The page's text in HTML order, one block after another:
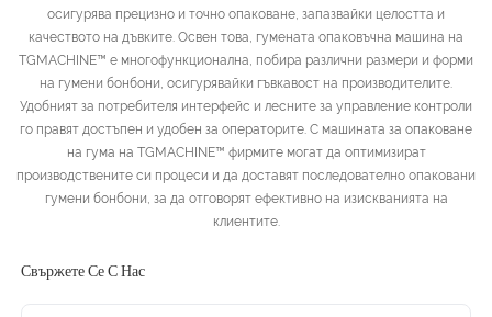
осигурява прецизно и точно опаковане, запазвайки целостта и
качеството на дъвките. Освен това, гумената опаковъчна машина на
TGMACHINE™ е многофункционална, побира различни размери и форми
на гумени бонбони, осигурявайки гъвкавост на производителите.
Удобният за потребителя интерфейс и лесните за управление контроли
го правят достъпен и удобен за операторите. С машината за опаковане
на гума на TGMACHINE™ фирмите могат да оптимизират
производствените си процеси и да доставят последователно опаковани
гумени бонбони, за да отговорят ефективно на изискванията на
клиентите.
Свържете Се С Нас